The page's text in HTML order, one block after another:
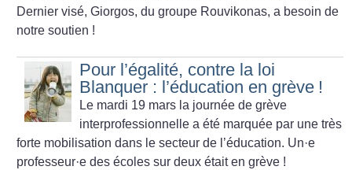
Dernier visé, Giorgos, du groupe Rouvikonas, a besoin de
notre soutien !
Pour l’égalité, contre la loi
Blanquer : l’éducation en grève !
Le mardi 19 mars la journée de grève
interprofessionnelle a été marquée par une très
forte mobilisation dans le secteur de l’éducation. Un·e
professeur·e des écoles sur deux était en grève !